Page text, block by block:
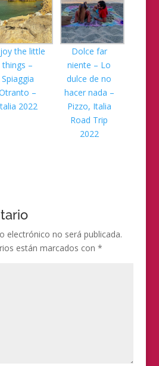
the little
things –
Spiaggia
–
2022
Dolce far
niente – Lo
dulce de no
hacer nada –
Pizzo, Italia
Road Trip
2022
electrónico no será publicada.
están marcados con *